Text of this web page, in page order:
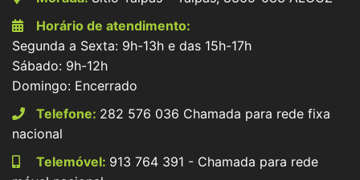
Horário de atendimento:
Segunda a Sexta: 9h-13h e das 15h-17h
Sábado: 9h-12h
Domingo: Encerrado
Telefone: 282 576 036 Chamada para rede fixa
nacional
Telemóvel: 913 764 391 - Chamada para rede